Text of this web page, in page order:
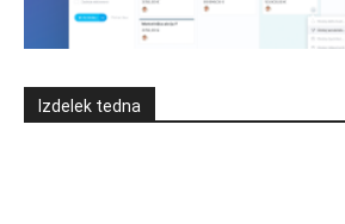
Izdelek tedna